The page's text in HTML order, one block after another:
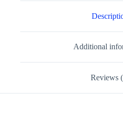
Additional
Reviews